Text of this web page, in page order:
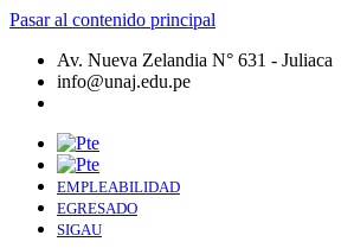
Pasar al contenido principal
Av. Nueva Zelandia N° 631 - Juliaca
info@unaj.edu.pe
EMPLEABILIDAD
EGRESADO
SIGAU